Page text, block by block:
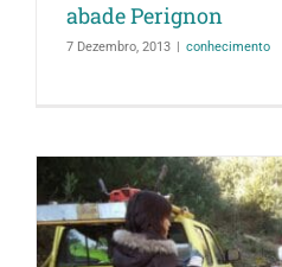
abade Perignon
7 Dezembro, 2013 conhecimento